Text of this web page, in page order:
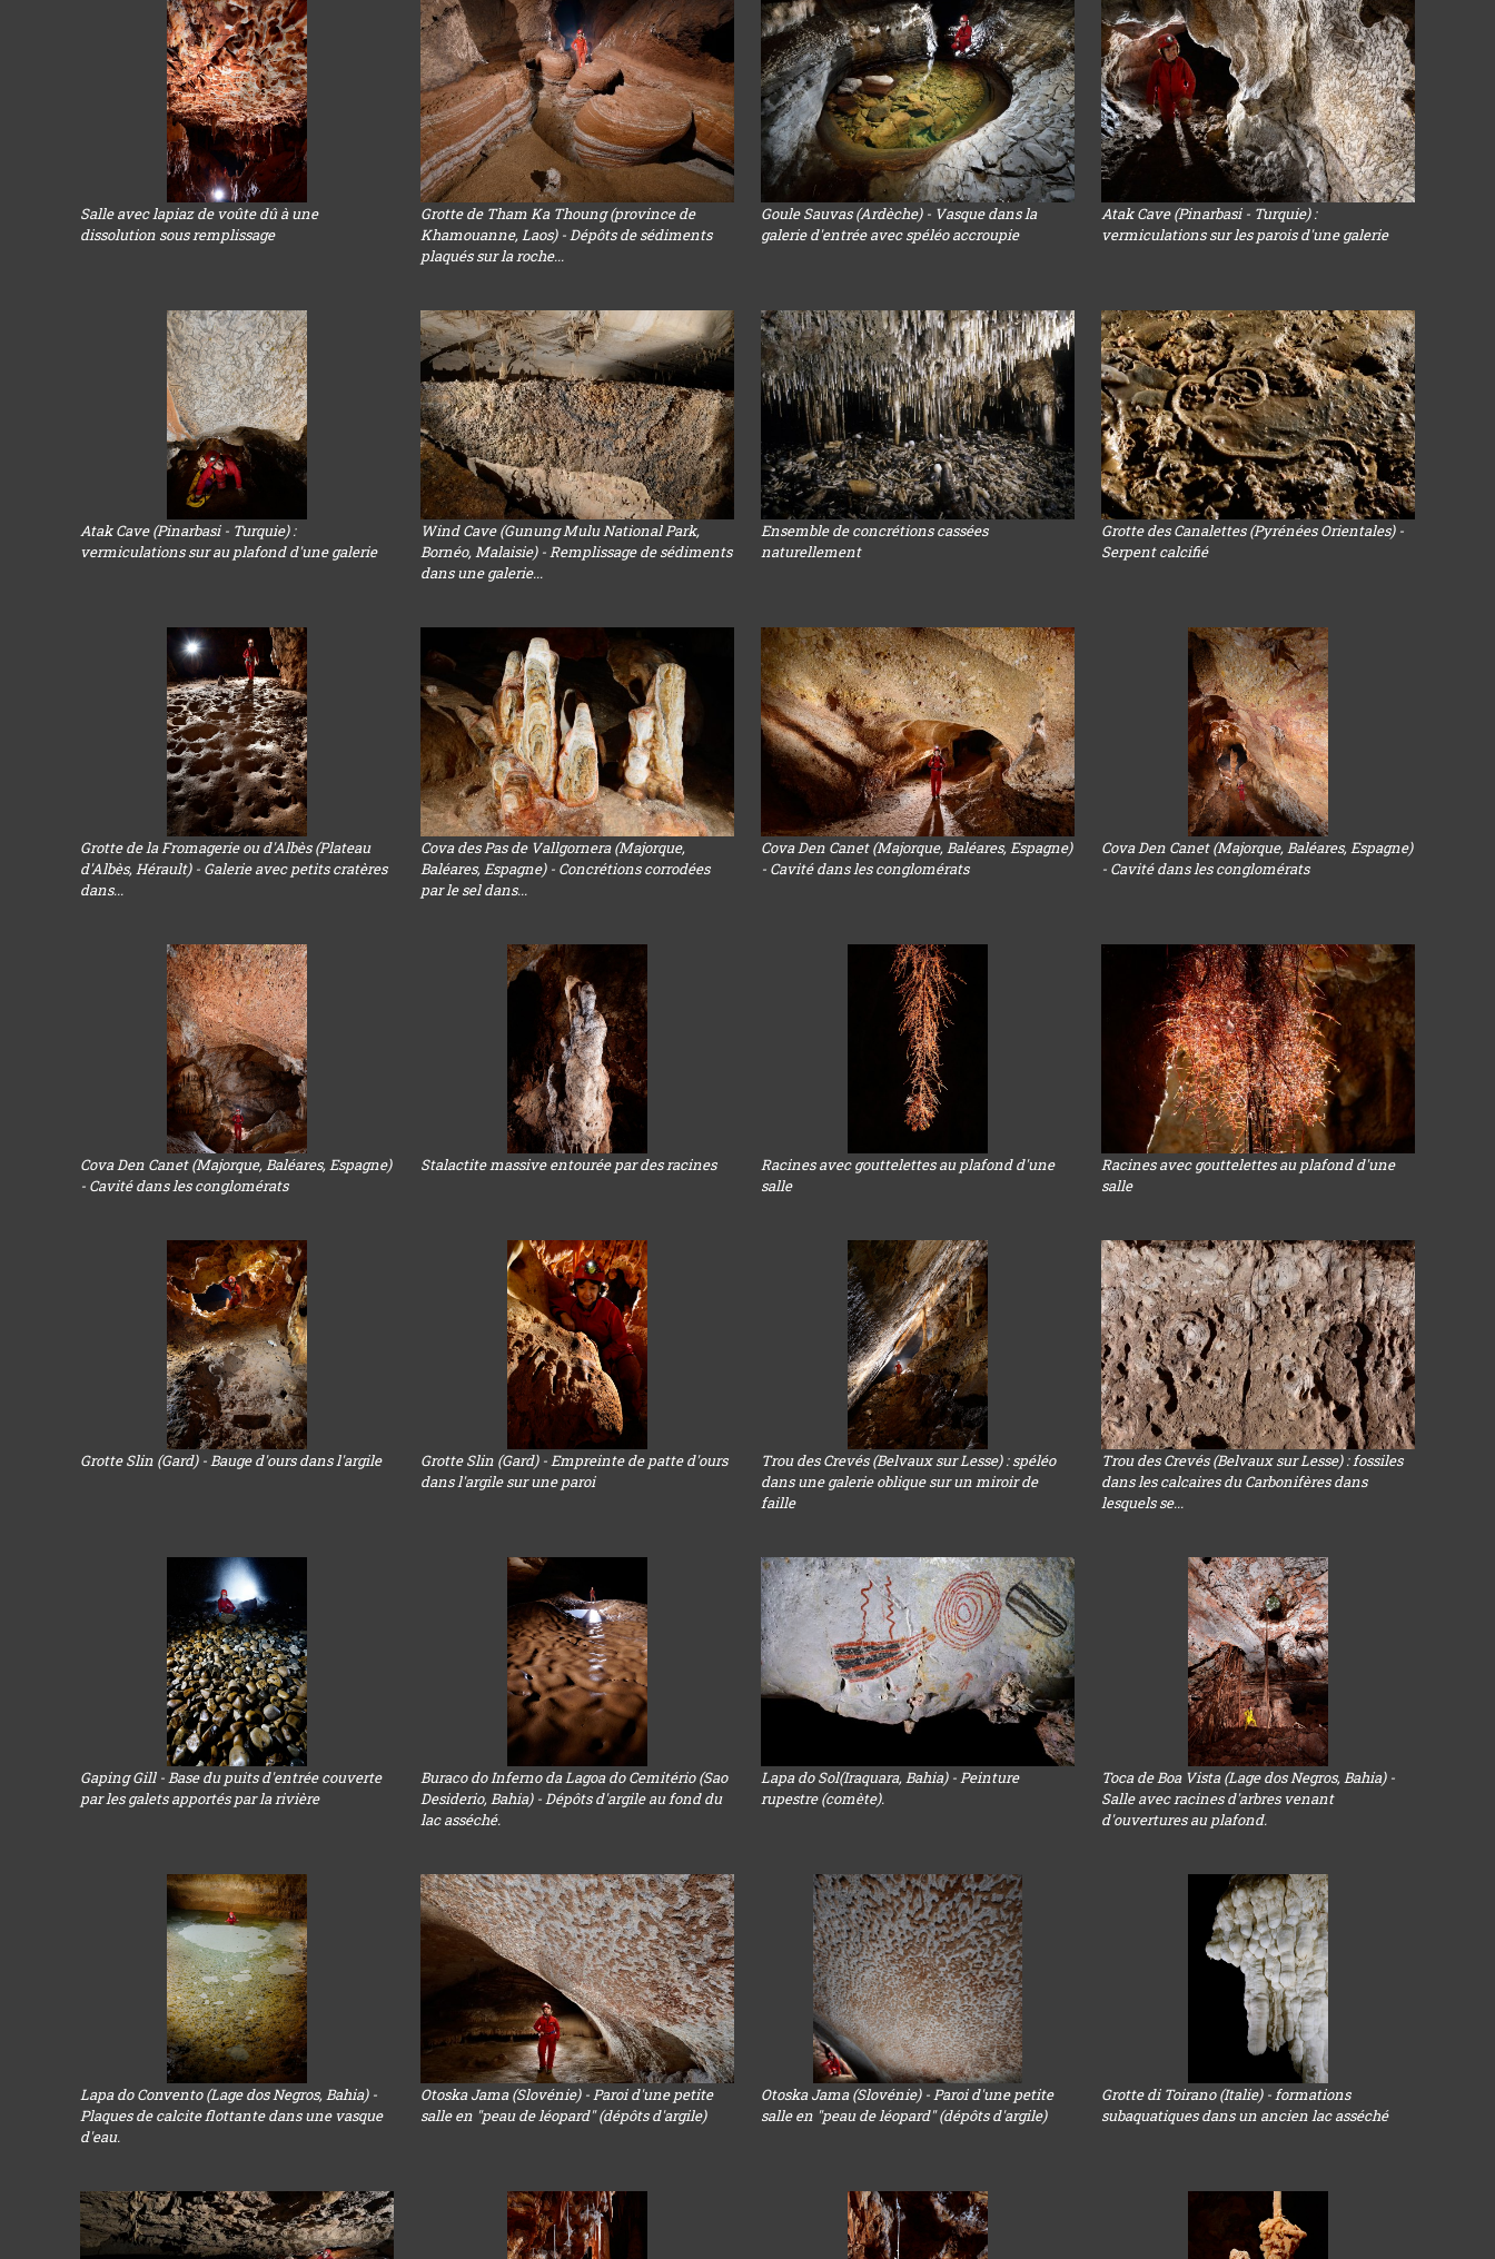
Salle avec lapiaz de voûte dû à une
dissolution sous remplissage
Grotte de Tham Ka Thoung (province de
Khamouanne, Laos) - Dépôts de sédiments
plaqués sur la roche...
Goule Sauvas (Ardèche) - Vasque dans la
galerie d'entrée avec spéléo accroupie
Atak Cave (Pinarbasi - Turquie) :
vermiculations sur les parois d'une galerie
Atak Cave (Pinarbasi - Turquie) :
vermiculations sur au plafond d'une galerie
Wind Cave (Gunung Mulu National Park,
Bornéo, Malaisie) - Remplissage de sédiments
dans une galerie...
Ensemble de concrétions cassées
naturellement
Grotte des Canalettes (Pyrénées Orientales) -
Serpent calcifié
Grotte de la Fromagerie ou d'Albès (Plateau
d'Albès, Hérault) - Galerie avec petits cratères
dans...
Cova des Pas de Vallgornera (Majorque,
Baléares, Espagne) - Concrétions corrodées
par le sel dans...
Cova Den Canet (Majorque, Baléares, Espagne)
- Cavité dans les conglomérats
Cova Den Canet (Majorque, Baléares, Espagne)
- Cavité dans les conglomérats
Cova Den Canet (Majorque, Baléares, Espagne)
- Cavité dans les conglomérats
Stalactite massive entourée par des racines
Racines avec gouttelettes au plafond d'une
salle
Racines avec gouttelettes au plafond d'une
salle
Grotte Slin (Gard) - Bauge d'ours dans l'argile
Grotte Slin (Gard) - Empreinte de patte d'ours
dans l'argile sur une paroi
Trou des Crevés (Belvaux sur Lesse) : spéléo
dans une galerie oblique sur un miroir de
faille
Trou des Crevés (Belvaux sur Lesse) : fossiles
dans les calcaires du Carbonifères dans
lesquels se...
Gaping Gill - Base du puits d'entrée couverte
par les galets apportés par la rivière
Buraco do Inferno da Lagoa do Cemitério (Sao
Desiderio, Bahia) - Dépôts d'argile au fond du
lac asséché.
Lapa do Sol(Iraquara, Bahia) - Peinture
rupestre (comète).
Toca de Boa Vista (Lage dos Negros, Bahia) -
Salle avec racines d'arbres venant
d'ouvertures au plafond.
Lapa do Convento (Lage dos Negros, Bahia) -
Plaques de calcite flottante dans une vasque
d'eau.
Otoska Jama (Slovénie) - Paroi d'une petite
salle en "peau de léopard" (dépôts d'argile)
Otoska Jama (Slovénie) - Paroi d'une petite
salle en "peau de léopard" (dépôts d'argile)
Grotte di Toirano (Italie) - formations
subaquatiques dans un ancien lac asséché